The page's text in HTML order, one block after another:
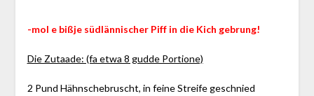
-mol e bißje südlännischer Piff in die Kich gebrung!
Die Zutaade: (fa etwa 8 gudde Portione)
2 Pund Hähnschebruscht, in feine Streife geschnied